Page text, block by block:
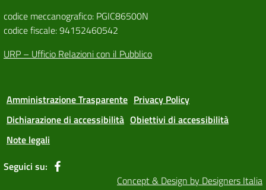
codice meccanografico: PGIC86500N
codice fiscale: 94152460542
URP – Ufficio Relazioni con il Pubblico
Amministrazione Trasparente Privacy Policy
Dichiarazione di accessibilità Obiettivi di accessibilità
Note legali
Seguici su:
Concept & Design by Designers Italia